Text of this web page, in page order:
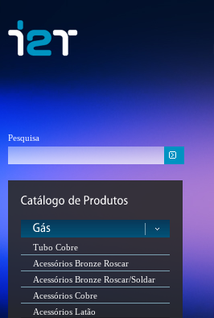
Pesquisa
Tubo Cobre
Acessórios Bronze Roscar
Acessórios Bronze Roscar/Soldar
Acessórios Cobre
Acessórios Latão